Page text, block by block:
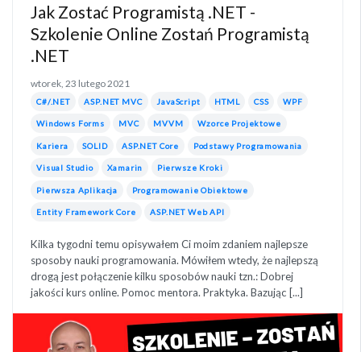
Jak Zostać Programistą .NET -
Szkolenie Online Zostań Programistą
.NET
wtorek, 23 lutego 2021
C#/.NET ASP.NET MVC JavaScript HTML CSS WPF
Windows Forms MVC MVVM Wzorce Projektowe
Kariera SOLID ASP.NET Core Podstawy Programowania
Visual Studio Xamarin Pierwsze Kroki
Pierwsza Aplikacja Programowanie Obiektowe
Entity Framework Core ASP.NET Web API
Kilka tygodni temu opisywałem Ci moim zdaniem najlepsze
sposoby nauki programowania. Mówiłem wtedy, że najlepszą
drogą jest połączenie kilku sposobów nauki tzn.: Dobrej
jakości kurs online. Pomoc mentora. Praktyka. Bazując [...]